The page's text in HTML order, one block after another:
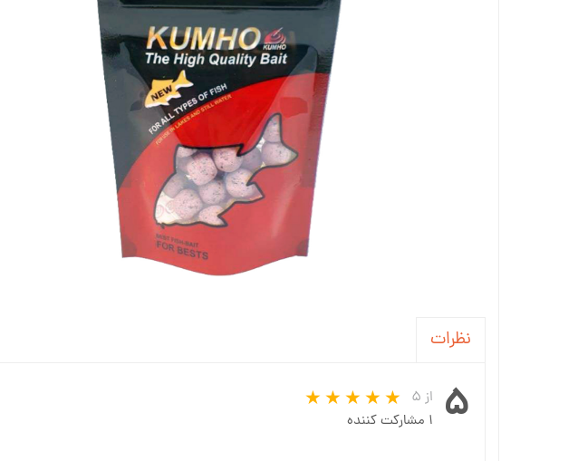
نظرات
۵
از ۵
۱ مشارکت کننده